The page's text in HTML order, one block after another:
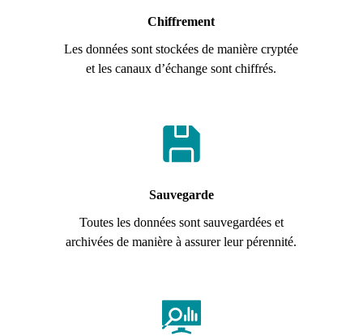
Chiffrement
Les données sont stockées de manière cryptée
et les canaux d’échange sont chiffrés.
Sauvegarde
Toutes les données sont sauvegardées et
archivées de manière à assurer leur pérennité.